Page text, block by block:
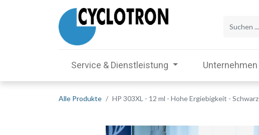
Service & Dienstleistung Unternehmen
Alle Produkte HP 303XL - 12 ml - Hohe Ergiebigkeit - Schwarz